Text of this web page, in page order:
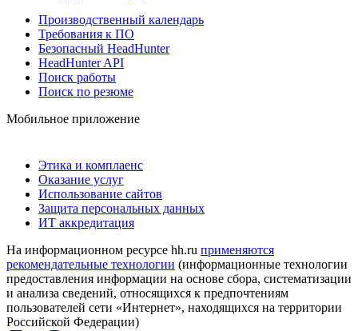
Производственный календарь
Требования к ПО
Безопасный HeadHunter
HeadHunter API
Поиск работы
Поиск по резюме
Мобильное приложение
Этика и комплаенс
Оказание услуг
Использование сайтов
Защита персональных данных
ИТ аккредитация
На информационном ресурсе hh.ru применяются
рекомендательные технологии (информационные технологии
предоставления информации на основе сбора, систематизации
и анализа сведений, относящихся к предпочтениям
пользователей сети «Интернет», находящихся на территории
Российской Федерации)